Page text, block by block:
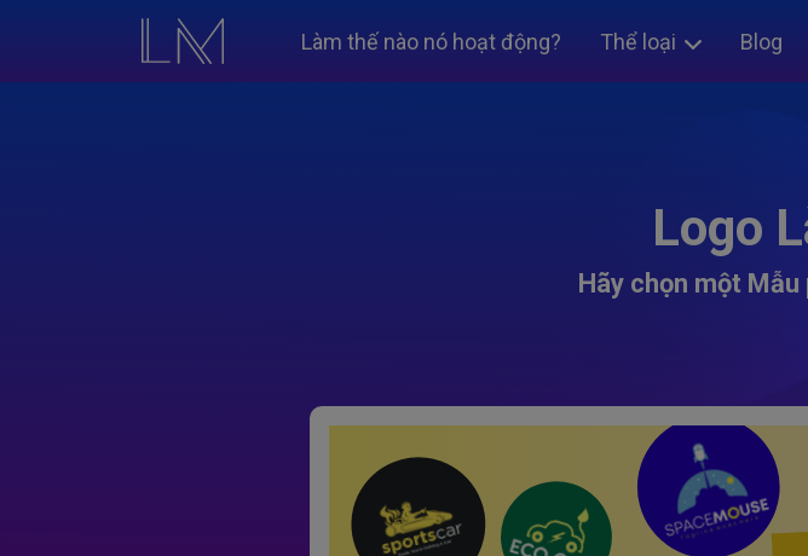
Làm thế nào nó hoạt động? Thể loại Blog
Logo
Hãy chọn một Mẫu